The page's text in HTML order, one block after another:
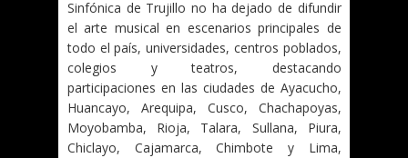
Sinfónica de Trujillo no ha dejado de difundir
el arte musical en escenarios principales de
todo el país, universidades, centros poblados,
colegios y teatros, destacando
participaciones en las ciudades de Ayacucho,
Huancayo, Arequipa, Cusco, Chachapoyas,
Moyobamba, Rioja, Talara, Sullana, Piura,
Chiclayo, Cajamarca, Chimbote y Lima,